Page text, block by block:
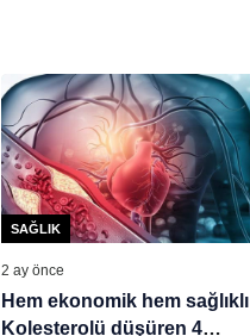
SAĞLIK
2 ay önce
Hem ekonomik hem
Kolesterolü düşüren 4